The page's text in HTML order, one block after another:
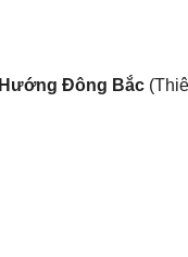
Hướng Đông Bắc